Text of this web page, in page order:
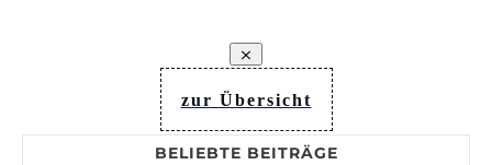
zur Übersicht
BELIEBTE BEITRÄGE